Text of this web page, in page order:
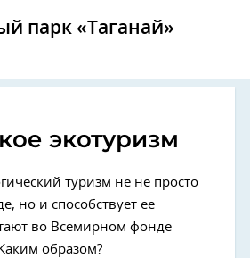
парк «Таганай»
экотуризм
туризм не не просто
но и способствует ее
во Всемирном фонде
образом?